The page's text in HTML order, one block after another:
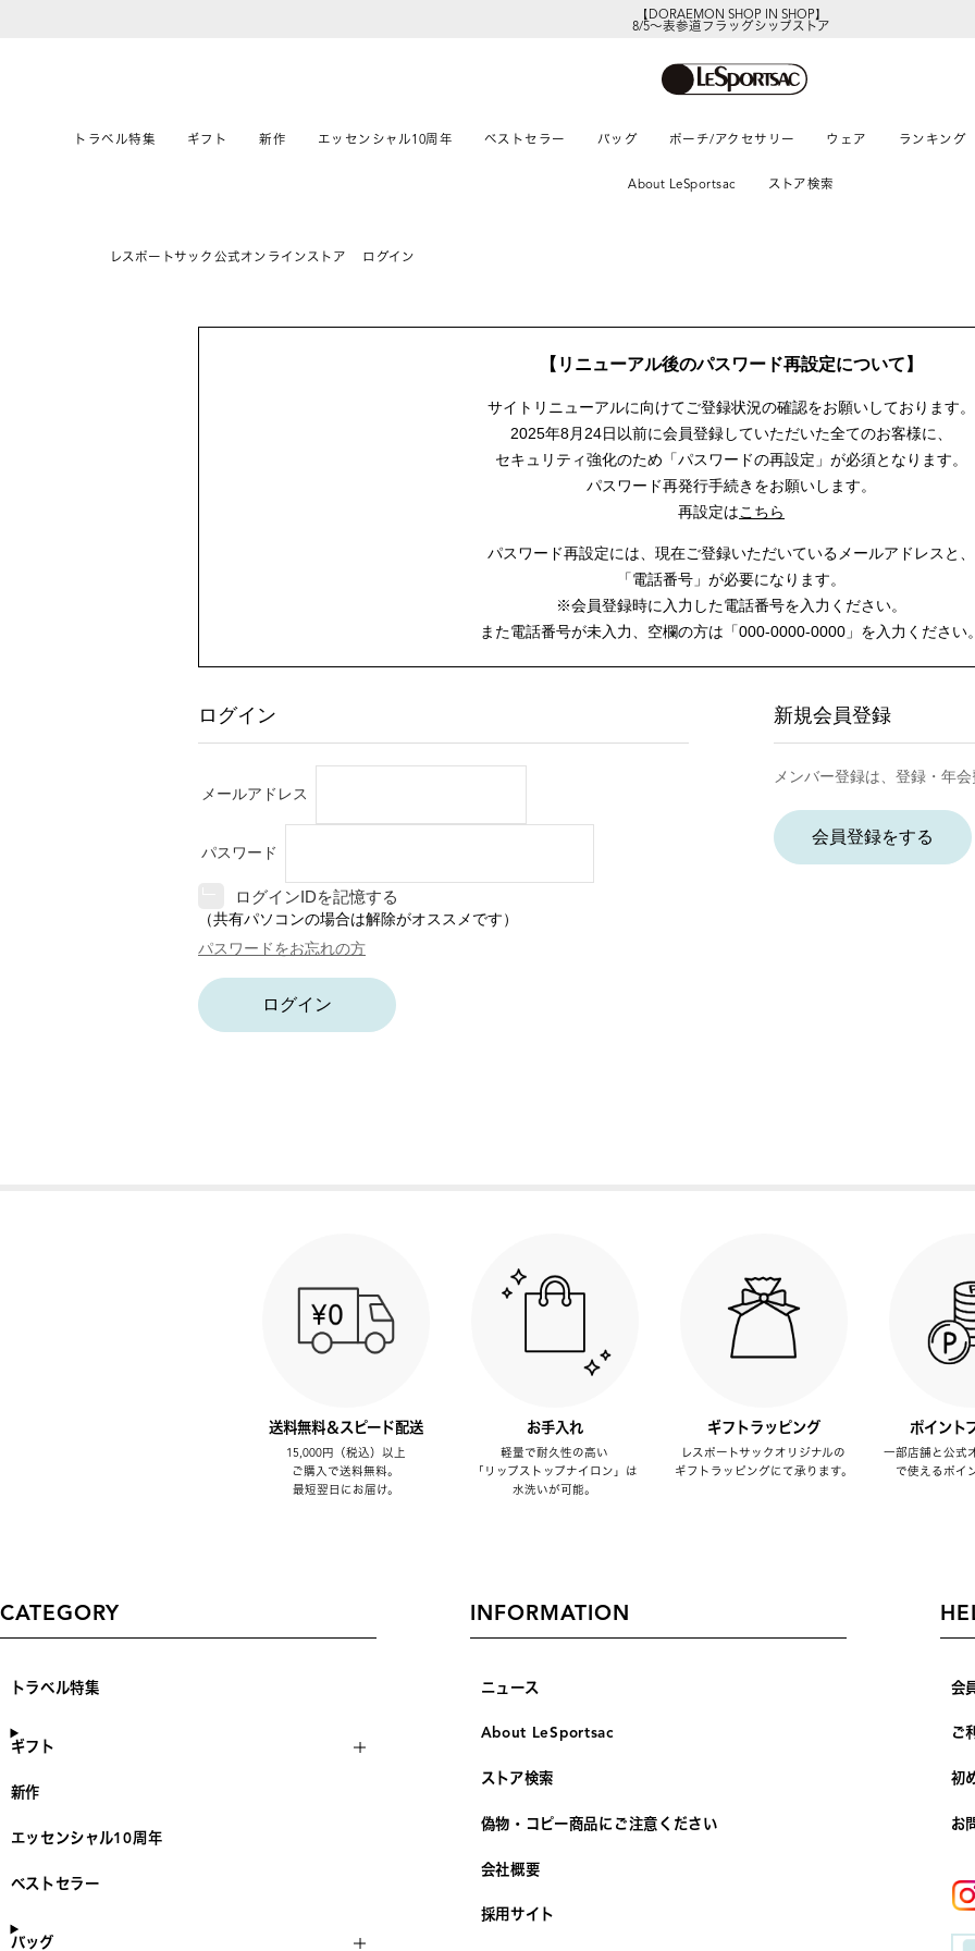
【DORAEMON SHOP IN SHOP】
8/5～表参道フラッグシップストア
トラベル特集 ギフト 新作 エッセンシャル10周年 ベストセラー バッグ ポーチ/アクセサリー ウェア ランキング
About LeSportsac ストア検索
レスポートサック公式オンラインストア ログイン
【リニューアル後のパスワード再設定について】
サイトリニューアルに向けてご登録状況の確認をお願いしております。
2025年8月24日以前に会員登録していただいた全てのお客様に、
セキュリティ強化のため「パスワードの再設定」が必須となります。
パスワード再発行手続きをお願いします。
再設定はこちら
パスワード再設定には、 現在ご登録いただいているメールアドレスと、
「電話番号」が必要になります。
※会員登録時に入力した電話番号を入力ください。
また電話番号が未入力、空欄の方は 「000-0000-0000」を入力ください。
ログイン
メールアドレス
パスワード
ログインIDを記憶する
（共有パソコンの場合は解除がオススメです）
パスワードをお忘れの方
ログイン
新規会員登録
メンバー登録は、登録・年会
会員登録をする
送料無料＆スピード配送
15,000円（税込）以上
ご購入で送料無料。
最短翌日にお届け。
お手入れ
軽量で耐久性の高い
「リップストップナイロン」は
水洗いが可能。
ギフトラッピング
レスポートサックオリジナルの
ギフトラッピングにて承ります。
ポイント
一部店舗と公式
で使えるポイ
CATEGORY
トラベル特集
ギフト
新作
エッセンシャル10周年
ベストセラー
バッグ
INFORMATION
ニュース
About LeSportsac
ストア検索
偽物・コピー商品にご注意ください
会社概要
採用サイト
会
ご
初
お